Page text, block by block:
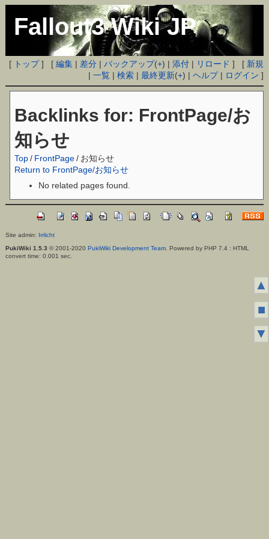
Fallout3 Wiki JP
[ トップ] [編集 | 差分 |バックアップ(+) |添付 | リロード ] [ 新規
|一覧 |検索 |最終更新(+) |ヘルプ| ログイン ]
Backlinks for: FrontPage/お
知らせ
Top / FrontPage/ お知らせ
Return to FrontPage/お知らせ
No related pages found.
Site admin: Irrlicht
PukiWiki 1.5.3 © 2001-2020 PukiWiki Development Team. Powered by PHP 7.4 : HTML
convert time: 0.001 sec.
▲
■
▼